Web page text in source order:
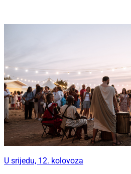
U srijedu, 12. kolovoza